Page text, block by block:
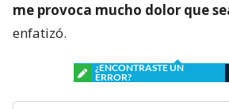
me provoca mucho dolor que
enfatizó.
¿ENCONTRASTE UN
ERROR?